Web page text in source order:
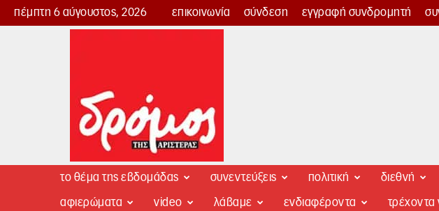
πέμπτη 6 αύγουστος, 2026 επικοινωνία σύνδεση εγγραφή συνδρομητή
Δρόμος
το θέμα της εβδομάδας συνεντεύξεις πολιτική διεθνή
αφιερώματα video λάβαμε ενδιαφέροντα τρέχοντα